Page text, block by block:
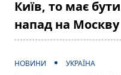
Київ, то має
напад на Москву
НОВИНИ
УКРАЇНА